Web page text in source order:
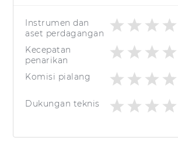
Instrumen dan
aset perdagangan
Kecepatan
penarikan
Komisi pialang
Dukungan teknis